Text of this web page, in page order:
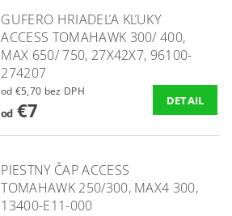
GUFERO HRIADEĽA KĽUKY
ACCESS TOMAHAWK 300/ 400,
MAX 650/ 750, 27X42X7, 96100-
274207
od €5,70 bez DPH
od€7 DETAIL
PIESTNY ČAP ACCESS
TOMAHAWK 250/300, MAX4 300,
13400-E11-000